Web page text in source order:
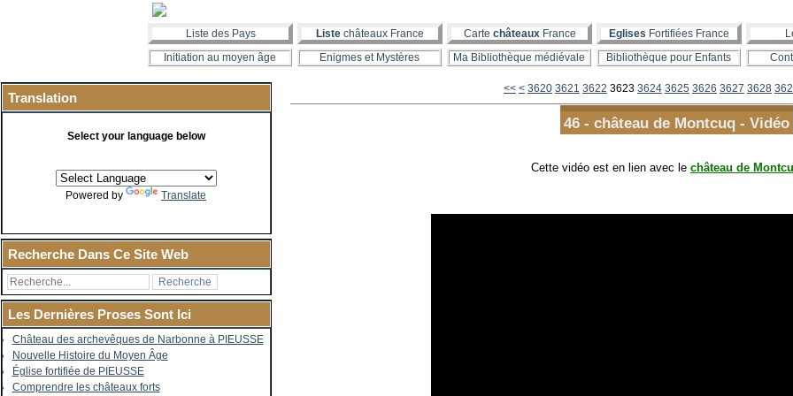
Liste des Pays Liste châteaux France Carte châteauxFrance Eglises Fortifiées France
Initiation au moyen âge
Enigmes et Mystères Ma Bibliothèque médiévale Bibliothèque pour Enfants
Translation
Select your language below
Powered by Translate
Recherche Dans Ce Site Web
Les Dernières Proses Sont Ici
Château des archevêques de Narbonne à PIEUSSE
Nouvelle Histoire du Moyen Âge
Église fortifiée de PIEUSSE
Comprendre les châteaux forts
<< < 3600
3610
3620 3621 3622 3623 3624 3625 3626 3627 3628
46 - château de Montcuq - Vidéo
Cette vidéo est en lien avec le château de